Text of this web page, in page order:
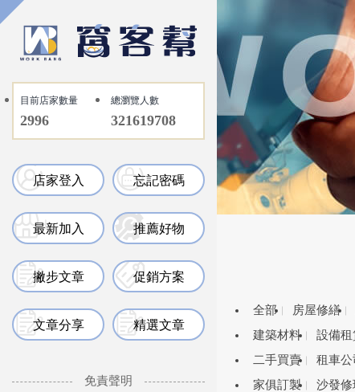
目前店家數量
2996
總瀏覽人數
321619708
店家登入 忘記密碼
最新加入 推薦好物
撇步文章 促銷方案
文章分享 精選文章
免責聲明
全部 房屋修繕
建築材料
設備租
二手買賣
租車公
家俱訂製
沙發修